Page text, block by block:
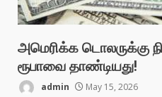
அமெரிக்க டொலருக்கு
ரூபாவை தாண்டியது!
admin May 15, 2026